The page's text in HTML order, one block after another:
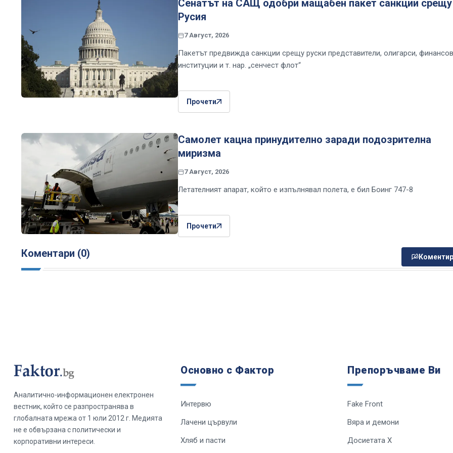
Сенатът на САЩ одобри мащабен пакет санкции срещу
Русия
7 Август, 2026
Пакетът предвижда санкции срещу руски представители, олигарси,
институции и т. нар. „сенчест флот“
Прочети
Самолет кацна принудително заради подозрителна
миризма
7 Август, 2026
Летателният апарат, който е изпълнявал полета, е бил Боинг 747-8
Прочети
Коментари (0)
Аналитично-информационен електронен
вестник, който се разпространява в
глобалната мрежа от 1 юли 2012 г. Медията
не е обвързана с политически и
корпоративни интереси.
Основно с Фактор
Интервю
Лачени цървули
Хляб и пасти
Препоръчваме Ви
Fake Front
Вяра и демони
Досиетата Х